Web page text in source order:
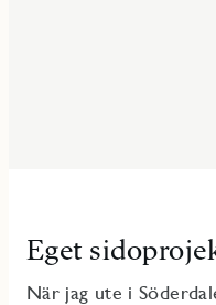
Eget
När jag ute i